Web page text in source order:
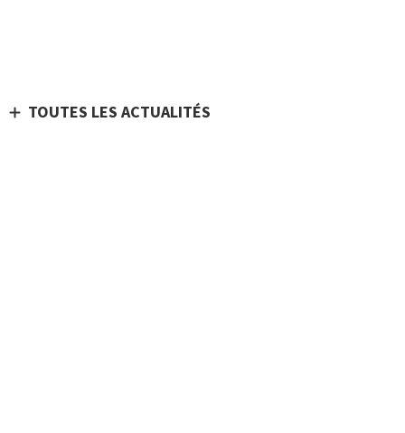
TOUTES LES ACTUALITÉS